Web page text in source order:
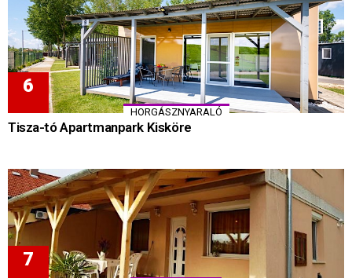
HORGÁSZNYARALÓ
Tisza-tó Apartmanpark Kisköre